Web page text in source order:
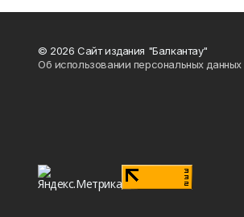
© 2026 Сайт издания "Балкантау"
Об использовании персональных данных